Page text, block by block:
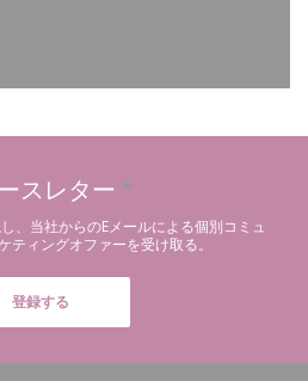
スレター *
、当社からのEメールによる個別コミュ
ティングオファーを受け取る。
登録する